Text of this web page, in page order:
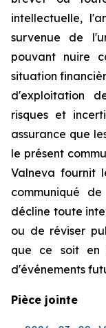
intellectuelle,
survenue de
pouvant nuire
situation
d'exploitation
risques et
assurance que
le présent
Valneva fournit
communiqué
décline toute
ou de réviser
que ce soit en
d'événements
Pièce jointe